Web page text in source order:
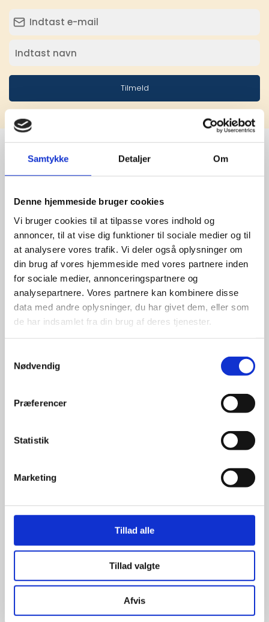
Samtykke Detaljer Om
Denne hjemmeside bruger cookies
Vi bruger cookies til at tilpasse vores indhold og
annoncer, til at vise dig funktioner til sociale medier og til
at analysere vores trafik. Vi deler også oplysninger om
din brug af vores hjemmeside med vores partnere inden
for sociale medier, annonceringspartnere og
analysepartnere. Vores partnere kan kombinere disse
data med andre oplysninger, du har givet dem, eller som
de har indsamlet fra din brug af deres tjenester.
Nødvendig
Præferencer
Statistik
Marketing
Tillad alle
Tillad valgte
Afvis
Tilmeld
Stærke
leverandører
giver større
udvalg
For at sikre høj kvalitet og stor
leveringssikkerhed samarbejder vi
med de største og mest
anerkendte leverandører inden for
promotion.
Udvalget er langt større, så har I en
idé til et konkret produkt, eller et
helt særligt ønske, så send en
forespørgsel tilinfo@syddesign.dk,
så finder vi det helt rigtige produkt
til en konkurrence dygtig pris.